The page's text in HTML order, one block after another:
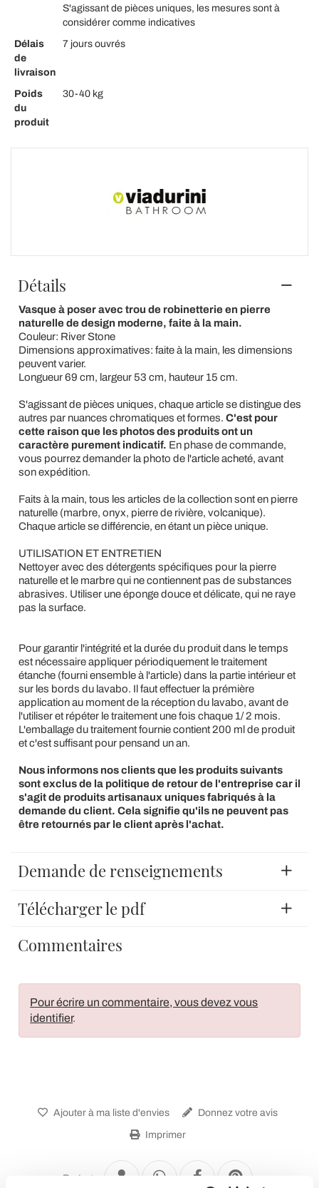
S'agissant de pièces uniques, les mesures sont à
considérer comme indicatives
Délais
de
livraison
7 jours ouvrés
Poids
du
produit
30-40 kg
Détails
Vasque à poser avec trou de robinetterie en pierre
naturelle de design moderne, faite à la main.
Couleur: River Stone
Dimensions approximatives: faite à la main, les dimensions
peuvent varier.
Longueur 69 cm, largeur 53 cm, hauteur 15 cm.
S'agissant de pièces uniques, chaque article se distingue des
autres par nuances chromatiques et formes. C'est pour
cette raison que les photos des produits ont un
caractère purement indicatif. En phase de commande,
vous pourrez demander la photo de l'article acheté, avant
son expédition.
Faits à la main, tous les articles de la collection sont en pierre
naturelle (marbre, onyx, pierre de rivière, volcanique).
Chaque article se différencie, en étant un pièce unique.
UTILISATION ET ENTRETIEN
Nettoyer avec des détergents spécifiques pour la pierre
naturelle et le marbre qui ne contiennent pas de substances
abrasives. Utiliser une éponge douce et délicate, qui ne raye
pas la surface.
Pour garantir l'intégrité et la durée du produit dans le temps
est nécessaire appliquer périodiquement le traitement
étanche (fourni ensemble à l'article) dans la partie intérieur et
sur les bords du lavabo. Il faut effectuer la prémière
application au moment de la réception du lavabo, avant de
l'utiliser et répéter le traitement une fois chaque 1/ 2 mois.
L'emballage du traitement fournie contient 200 ml de produit
et c'est suffisant pour pensand un an.
Nous informons nos clients que les produits suivants
sont exclus de la politique de retour de l'entreprise car il
s'agit de produits artisanaux uniques fabriqués à la
demande du client. Cela signifie qu'ils ne peuvent pas
être retournés par le client après l'achat.
Demande de renseignements
Télécharger le pdf
Commentaires
Pour écrire un commentaire, vous devez vous
identifier.
Ajouter à ma liste d'envies Donnez votre avis
Imprimer
Partager